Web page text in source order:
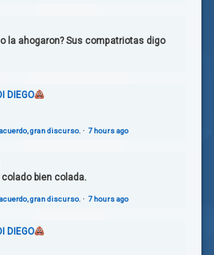
la ahogaron? Sus compatriotas digo
DIEGO
gran discurso. · 7 hours ago
colado bien colada.
gran discurso. · 7 hours ago
DIEGO